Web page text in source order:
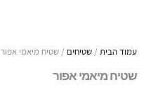
עמוד הבית / שטיחים / שטיח מיאמי אפור
שטיח מיאמי אפור